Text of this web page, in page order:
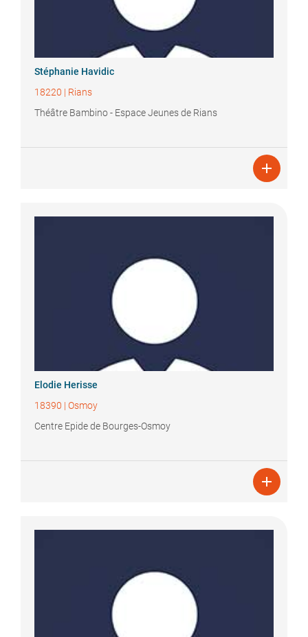
Stéphanie Havidic
18220 | Rians
Théâtre Bambino - Espace Jeunes de Rians

Elodie Herisse
18390 | Osmoy
Centre Epide de Bourges-Osmoy
